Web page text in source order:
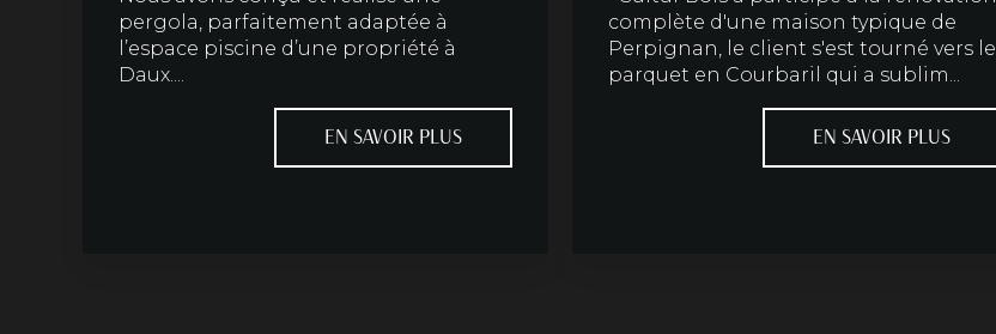
pergola, parfaitement adaptée à
l’espace piscine d’une propriété à
Daux....
EN SAVOIR PLUS
complète d'une maison typique de
Perpignan, le client s'est tourné vers le
parquet en Courbaril qui a sublim...
EN SAVOIR PLUS